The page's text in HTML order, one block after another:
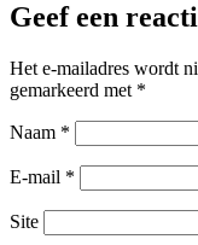
Geef een
Het e-mailadres wordt
gemarkeerd met *
Naam *
E-mail *
Site